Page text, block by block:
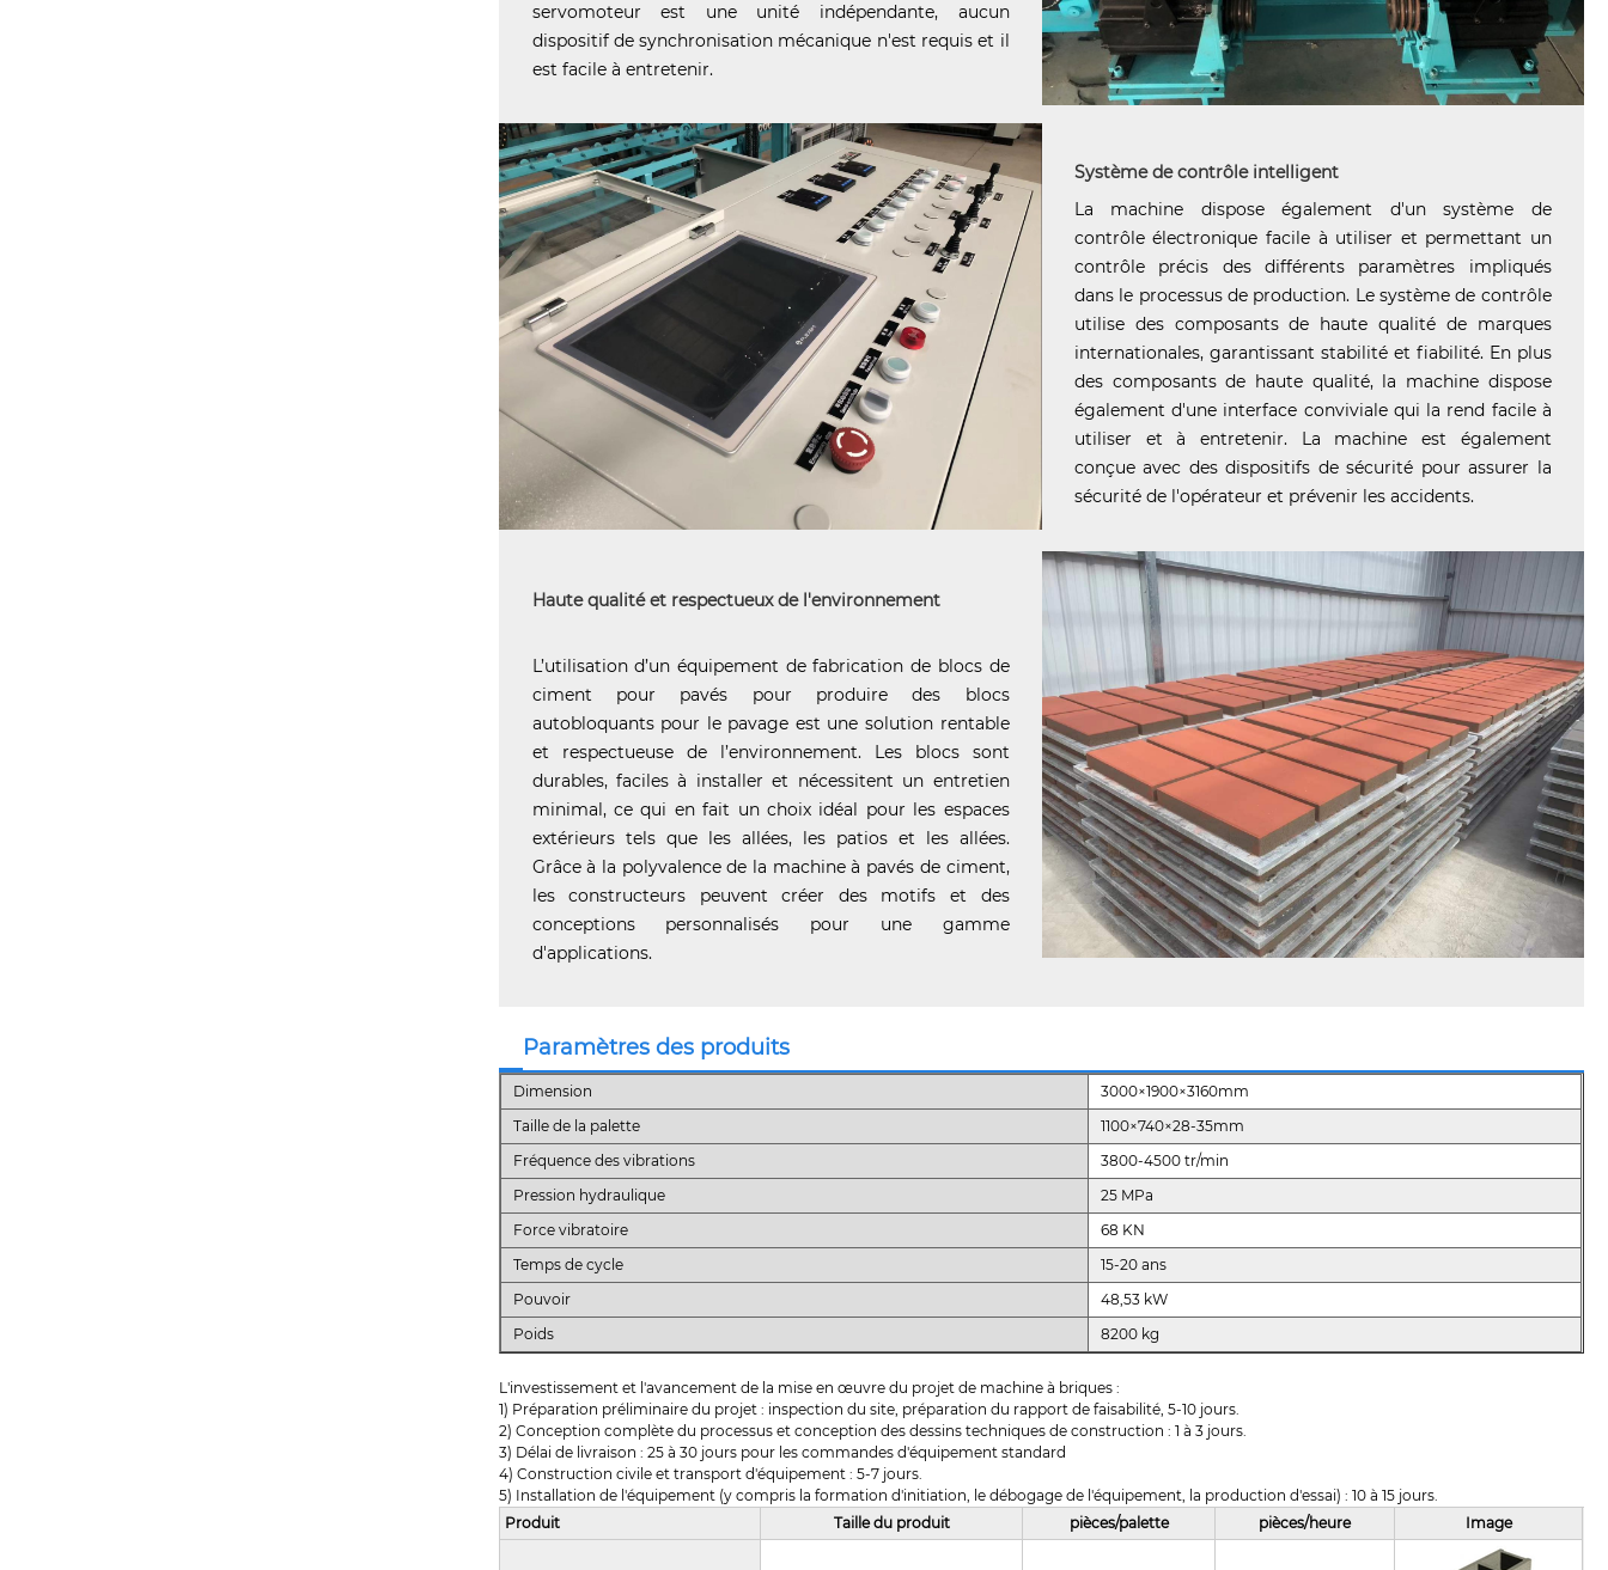
servomoteur est une unité indépendante, aucun
dispositif de synchronisation mécanique n'est requis et il
est facile à entretenir.
Système de contrôle intelligent
La machine dispose également d'un système de
contrôle électronique facile à utiliser et permettant un
contrôle précis des différents paramètres impliqués
dans le processus de production. Le système de contrôle
utilise des composants de haute qualité de marques
internationales, garantissant stabilité et fiabilité. En plus
des composants de haute qualité, la machine dispose
également d'une interface conviviale qui la rend facile à
utiliser et à entretenir. La machine est également
conçue avec des dispositifs de sécurité pour assurer la
sécurité de l'opérateur et prévenir les accidents.
Haute qualité et respectueux de l'environnement
L’utilisation d’un équipement de fabrication de blocs de
ciment pour pavés pour produire des blocs
autobloquants pour le pavage est une solution rentable
et respectueuse de l’environnement. Les blocs sont
durables, faciles à installer et nécessitent un entretien
minimal, ce qui en fait un choix idéal pour les espaces
extérieurs tels que les allées, les patios et les allées.
Grâce à la polyvalence de la machine à pavés de ciment,
les constructeurs peuvent créer des motifs et des
conceptions personnalisés pour une gamme
d'applications.
Paramètres des produits
Dimension
3000×1900×3160mm
Taille de la palette
1100×740×28-35mm
Fréquence des vibrations
3800-4500 tr/min
Pression hydraulique
25 MPa
Force vibratoire
68 KN
Temps de cycle
15-20 ans
Pouvoir
48,53 kW
Poids
8200 kg
L'investissement et l'avancement de la mise en œuvre du projet de machine à briques :
1) Préparation préliminaire du projet : inspection du site, préparation du rapport de faisabilité, 5-10 jours.
2) Conception complète du processus et conception des dessins techniques de construction : 1 à 3 jours.
3) Délai de livraison : 25 à 30 jours pour les commandes d'équipement standard
4) Construction civile et transport d'équipement : 5-7 jours.
5) Installation de l'équipement (y compris la formation d'initiation, le débogage de l'équipement, la production d'essai) : 10 à 15 jours.
Produit
Taille du produit pièces/palette pièces/heure Image